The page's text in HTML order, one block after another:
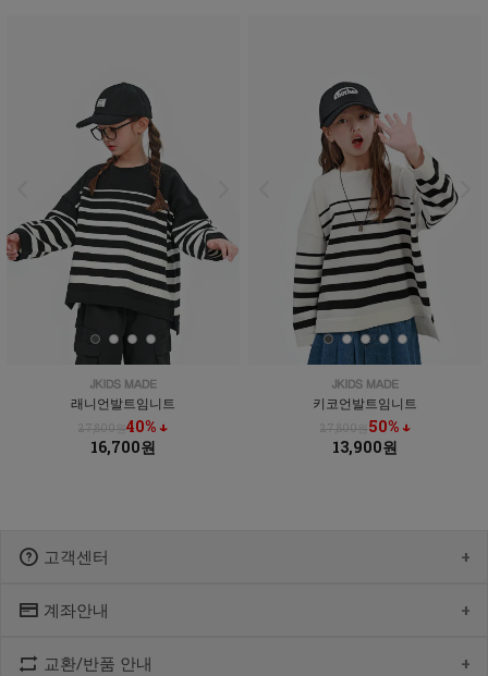
래니언발트임니트
27,800원40% ↓
16,700원
키코언발트임니트
27,800원50% ↓
13,900원
고객센터
1600-1766
[점심] 12:00 ~ 13:00
계좌안내
우리 1005-302-047686
교환/반품 안내